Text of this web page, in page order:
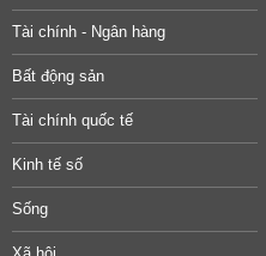
Tài chính - Ngân hàng
Bất động sản
Tài chính quốc tế
Kinh tế số
Sống